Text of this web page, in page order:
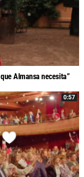
Almansa necesita”
0:57